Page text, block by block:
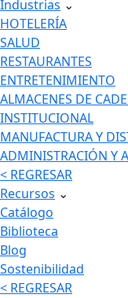
Industrias ⌄
HOTELERÍA
SALUD
RESTAURANTES
ENTRETENIMIENTO
ALMACENES DE
INSTITUCIONAL
MANUFACTURA Y
ADMINISTRACIÓN Y
< REGRESAR
Recursos ⌄
Catálogo
Biblioteca
Blog
Sostenibilidad
< REGRESAR